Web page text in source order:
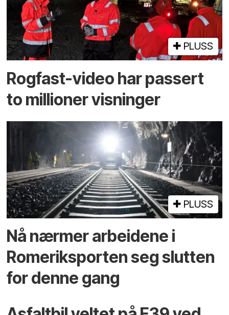
PLUSS
Rogfast-video har passert
to millioner visninger
PLUSS
Nå nærmer arbeidene i
Romeriksporten seg slutten
for denne gang